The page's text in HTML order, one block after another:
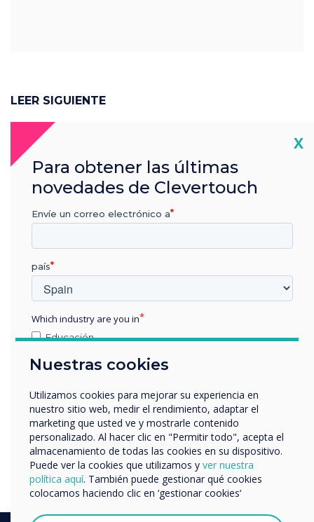
LEER SIGUIENTE
Easing kids back to normal
Nuestras cookies
Utilizamos cookies para mejorar su experiencia en
nuestro sitio web, medir el rendimiento, adaptar el
marketing que usted ve y mostrarle contenido
personalizado. Al hacer clic en "Permitir todo", acepta el
almacenamiento de todas las cookies en su dispositivo.
Puede ver la cookies que utilizamos y ver nuestra
política aquí. También puede gestionar qué cookies
colocamos haciendo clic en ‘gestionar cookies‘
X
Para obtener las últimas
novedades de Clevertouch
Envíe un correo electrónico a
país
Which industry are you in
Educación
Otros
nombre de empresa
Nos gustaría comunicarnos con usted acerca de
nuestros productos y servicios por correo electrónico,
teléfono o correo postal.
Acepto recibir otras comunicaciones de